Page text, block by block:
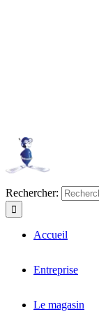
Rechercher:
Accueil
Entreprise
Le magasin